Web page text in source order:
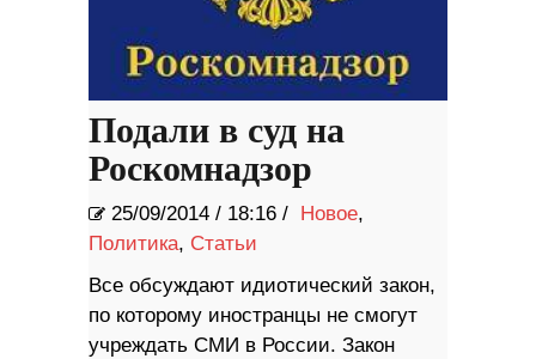
Подали в суд на
Роскомнадзор
25/09/2014 / 18:16 / Новое,
Политика, Статьи
Все обсуждают идиотический закон,
по которому иностранцы не смогут
учреждать СМИ в России. Закон